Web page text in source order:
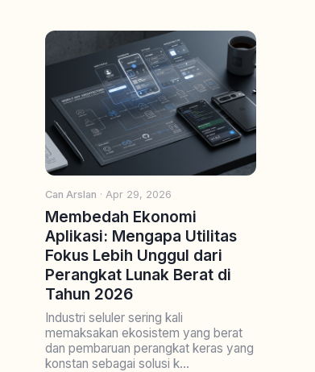
Can Arslan · Apr 29, 2026
Membedah Ekonomi
Aplikasi: Mengapa Utilitas
Fokus Lebih Unggul dari
Perangkat Lunak Berat di
Tahun 2026
Industri seluler sering kali
memaksakan ekosistem yang berat
dan pembaruan perangkat keras yang
konstan sebagai solusi k...